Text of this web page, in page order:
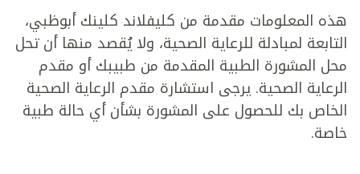
هذه المعلومات مقدمة من كليفلاند كلينك أبوظبي،
التابعة لمبادلة للرعاية الصحية، ولا يُقصد منها أن تحل
محل المشورة الطبية المقدمة من طبيبك أو مقدم
الرعاية الصحية. يرجى استشارة مقدم الرعاية الصحية
الخاص بك للحصول على المشورة بشأن أي حالة طبية
خاصة.